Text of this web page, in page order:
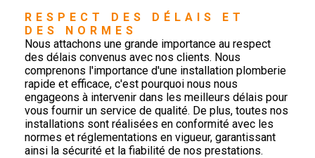
RESPECT DES DÉLAIS ET
DES NORMES
Nous attachons une grande importance au respect
des délais convenus avec nos clients. Nous
comprenons l'importance d'une installation plomberie
rapide et efficace, c'est pourquoi nous nous
engageons à intervenir dans les meilleurs délais pour
vous fournir un service de qualité. De plus, toutes nos
installations sont réalisées en conformité avec les
normes et réglementations en vigueur, garantissant
ainsi la sécurité et la fiabilité de nos prestations.